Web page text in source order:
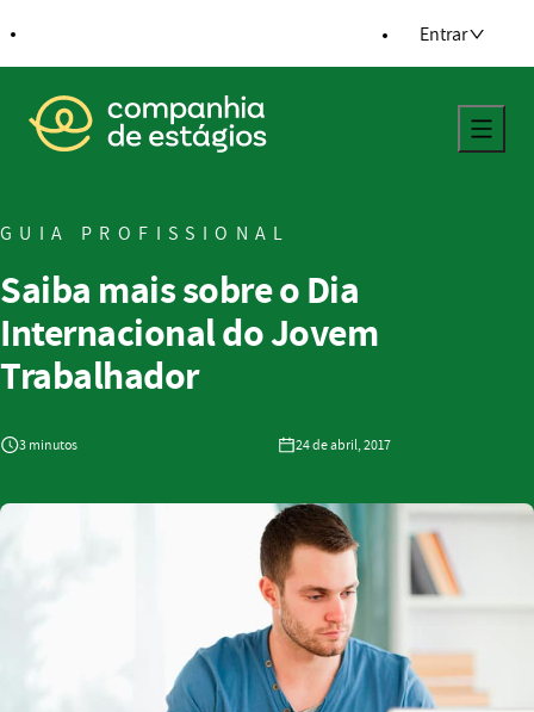
o conteúdo Entrar
Voltar para a página principal
GUIA PROFISSIONAL
Saiba mais sobre o Dia
Internacional do Jovem
Trabalhador
24 de abril, 2017
3 minutos